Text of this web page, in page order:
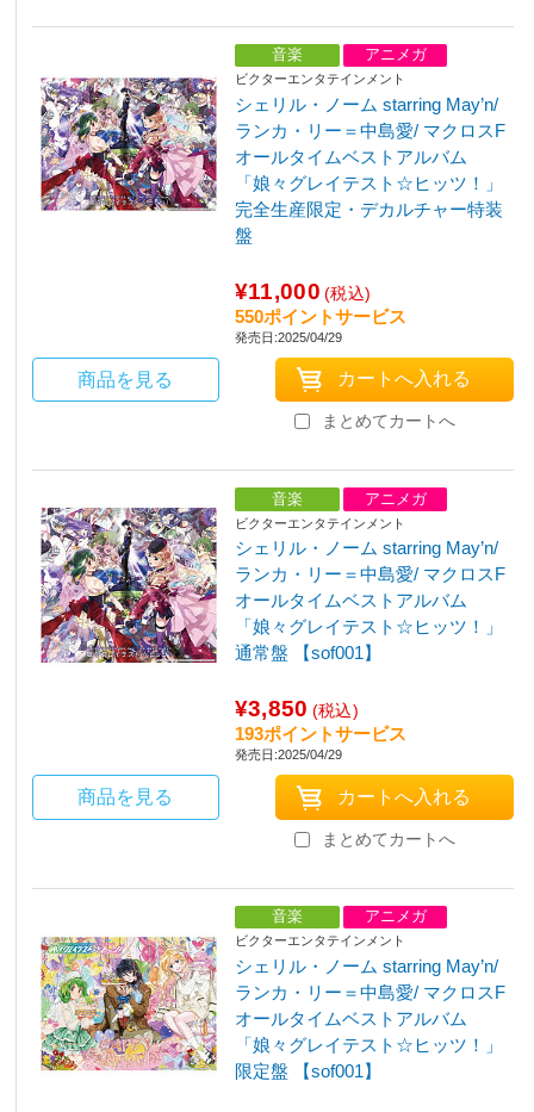
音楽 アニメガ
ビクターエンタテインメント
シェリル・ノーム starring May’n/
ランカ・リー＝中島愛/ マクロスF
オールタイムベストアルバム
「娘々グレイテスト☆ヒッツ！」
完全生産限定・デカルチャー特装
盤
¥11,000 (税込)
550ポイントサービス
発売日:2025/04/29
商品を見る
まとめてカートへ
音楽 アニメガ
ビクターエンタテインメント
シェリル・ノーム starring May’n/
ランカ・リー＝中島愛/ マクロスF
オールタイムベストアルバム
「娘々グレイテスト☆ヒッツ！」
通常盤 【sof001】
¥3,850 (税込)
193ポイントサービス
発売日:2025/04/29
商品を見る
まとめてカートへ
音楽 アニメガ
ビクターエンタテインメント
シェリル・ノーム starring May’n/
ランカ・リー＝中島愛/ マクロスF
オールタイムベストアルバム
「娘々グレイテスト☆ヒッツ！」
限定盤 【sof001】